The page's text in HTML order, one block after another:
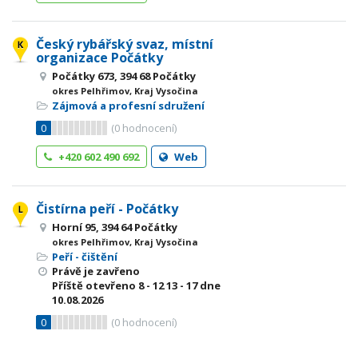
Český rybářský svaz, místní
organizace Počátky
Počátky 673, 394 68 Počátky
okres Pelhřimov, Kraj Vysočina
Zájmová a profesní sdružení
0
(0 hodnocení)
+420 602 490 692
Web
Čistírna peří - Počátky
Horní 95, 394 64 Počátky
okres Pelhřimov, Kraj Vysočina
Peří - čištění
Právě je zavřeno
Příště otevřeno 8 - 1213 - 17dne
10.08.2026
0
(0 hodnocení)